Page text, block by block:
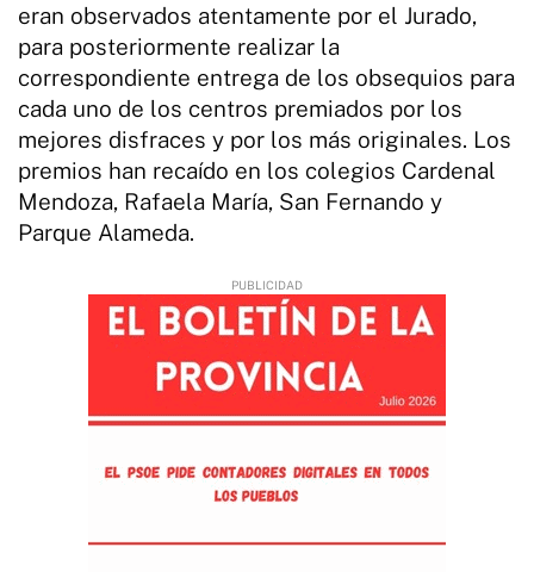
eran observados atentamente por el Jurado,
para posteriormente realizar la
correspondiente entrega de los obsequios para
cada uno de los centros premiados por los
mejores disfraces y por los más originales. Los
premios han recaído en los colegios Cardenal
Mendoza, Rafaela María, San Fernando y
Parque Alameda.